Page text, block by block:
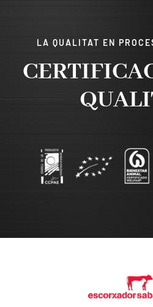
LA QUALITAT EN